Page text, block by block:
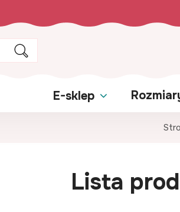
E-sklep
Lista